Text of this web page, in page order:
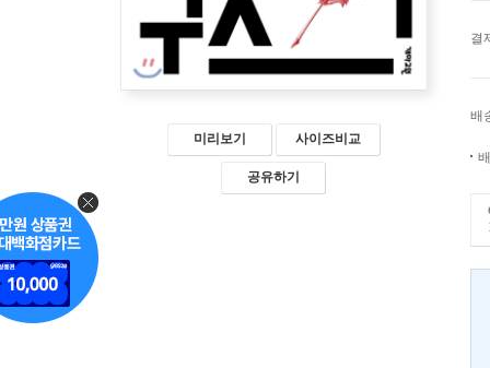
미리보기 사이즈비교
공유하기
결
배